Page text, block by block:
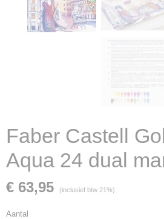
Faber Castell
Aqua 24 dual
€ 63,95 (inclusief btw 21%)
Aantal